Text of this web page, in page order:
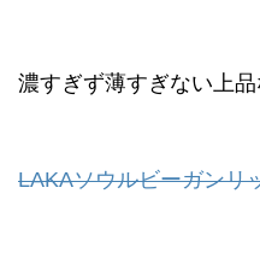
濃すぎず薄すぎない上品
LAKAソウルビーガンリ